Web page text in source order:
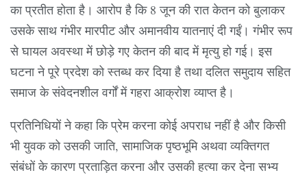
का प्रतीत होता है। आरोप है कि 8 जून की रात केतन को बुलाकर
उसके साथ गंभीर मारपीट और अमानवीय यातनाएं दी गईं। गंभीर रूप
से घायल अवस्था में छोड़े गए केतन की बाद में मृत्यु हो गई। इस
घटना ने पूरे प्रदेश को स्तब्ध कर दिया है तथा दलित समुदाय सहित
समाज के संवेदनशील वर्गों में गहरा आक्रोश व्याप्त है।
प्रतिनिधियों ने कहा कि प्रेम करना कोई अपराध नहीं है और किसी
भी युवक को उसकी जाति, सामाजिक पृष्ठभूमि अथवा व्यक्तिगत
संबंधों के कारण प्रताड़ित करना और उसकी हत्या कर देना सभ्य